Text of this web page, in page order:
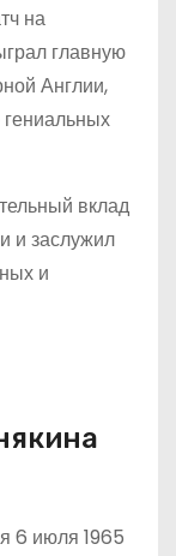
на
главную
Англии,
вклад
и заслужил
и
6 июля 1965